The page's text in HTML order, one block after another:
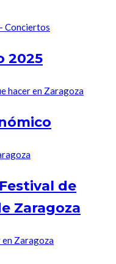
2025
de
Zaragoza